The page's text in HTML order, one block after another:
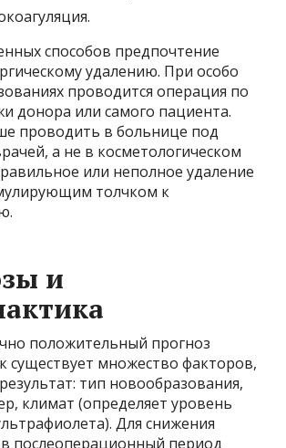
способов предпочтение
удалению. При особо
проводится операция по
донора или самого пациента.
проводить в больнице под
а не в косметологическом
или неполное удаление
толчком к
и
положительный прогноз
существует множество факторов,
тип новообразования,
климат (определяет уровень
Для снижения
послеоперационный период